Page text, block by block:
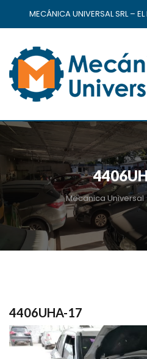
MECÁNICA UNIVERSAL SRL –
Mecanica Universal
4406UHA-17